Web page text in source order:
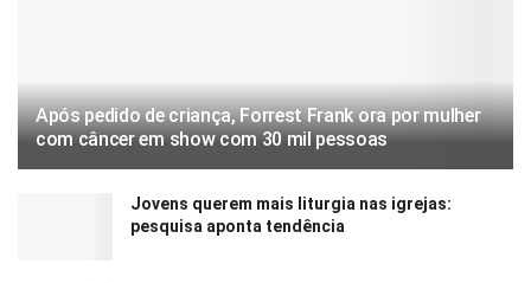
Após pedido de criança, Forrest Frank ora por mulher
com câncer em show com 30 mil pessoas
Jovens querem mais liturgia nas igrejas:
pesquisa aponta tendência